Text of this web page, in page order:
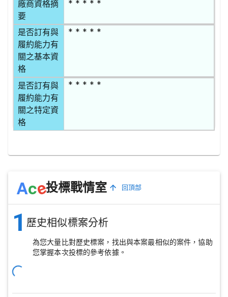
廠商資格摘
要
* * * * *
是否訂有與
履約能力有
關之基本資
格
* * * * *
是否訂有與
履約能力有
關之特定資
格
* * * * *
Ace投標戰情室 回頂部
1 歷史相似標案分析
為您大量比對歷史標案，找出與本案最相似的案件，協助
您掌握本次投標的參考依據。